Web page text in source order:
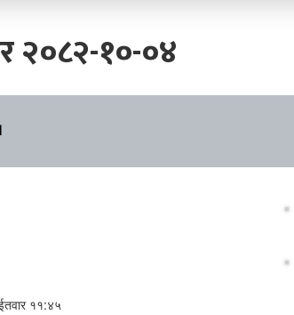
१०-०४
।
११:४५